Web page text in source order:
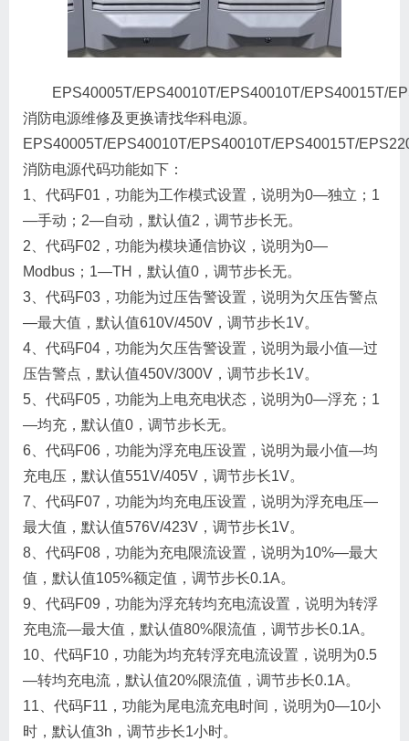
EPS40005T/EPS40010T/EPS40010T/EPS40015T/
消防电源维修及更换请找华科电源。
EPS40005T/EPS40010T/EPS40010T/EPS40015T/
消防电源代码功能如下：
1、代码F01，功能为工作模式设置，说明为0—独立；1
—手动；2—自动，默认值2，调节步长无。
2、代码F02，功能为模块通信协议，说明为0—
Modbus；1—TH，默认值0，调节步长无。
3、代码F03，功能为过压告警设置，说明为欠压告警点
—最大值，默认值610V/450V，调节步长1V。
4、代码F04，功能为欠压告警设置，说明为最小值—过
压告警点，默认值450V/300V，调节步长1V。
5、代码F05，功能为上电充电状态，说明为0—浮充；1
—均充，默认值0，调节步长无。
6、代码F06，功能为浮充电压设置，说明为最小值—均
充电压，默认值551V/405V，调节步长1V。
7、代码F07，功能为均充电压设置，说明为浮充电压—
最大值，默认值576V/423V，调节步长1V。
8、代码F08，功能为充电限流设置，说明为10%—最大
值，默认值105%额定值，调节步长0.1A。
9、代码F09，功能为浮充转均充电流设置，说明为转浮
充电流—最大值，默认值80%限流值，调节步长0.1A。
10、代码F10，功能为均充转浮充电流设置，说明为0.5
—转均充电流，默认值20%限流值，调节步长0.1A。
11、代码F11，功能为尾电流充电时间，说明为0—10小
时，默认值3h，调节步长1小时。